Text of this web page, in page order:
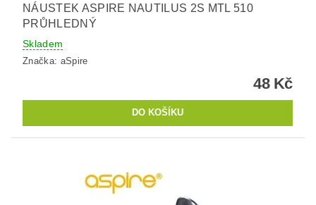
NÁUSTEK ASPIRE NAUTILUS 2S MTL 510
PRŮHLEDNÝ
Skladem
Značka: aSpire
48 Kč